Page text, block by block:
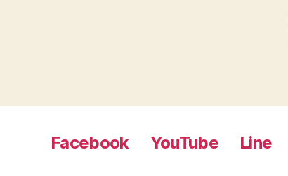
Facebook YouTube Line